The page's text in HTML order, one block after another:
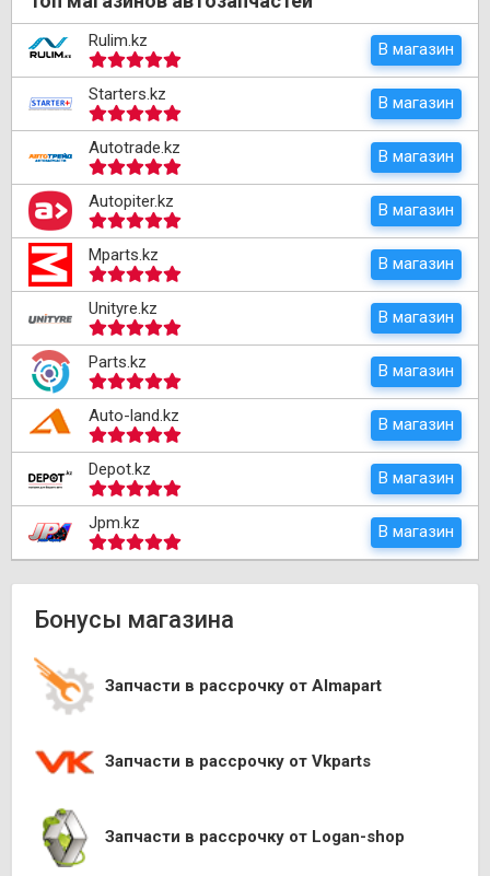
Rulim.kz В магазин
Starters.kz В магазин
Autotrade.kz В магазин
Autopiter.kz В магазин
Mparts.kz В магазин
Unityre.kz В магазин
Parts.kz В магазин
Auto-land.kz В магазин
Depot.kz В магазин
Jpm.kz В магазин
Бонусы магазина
Запчасти в рассрочку от Almapart
Запчасти в рассрочку от Vkparts
Запчасти в рассрочку от Logan-shop